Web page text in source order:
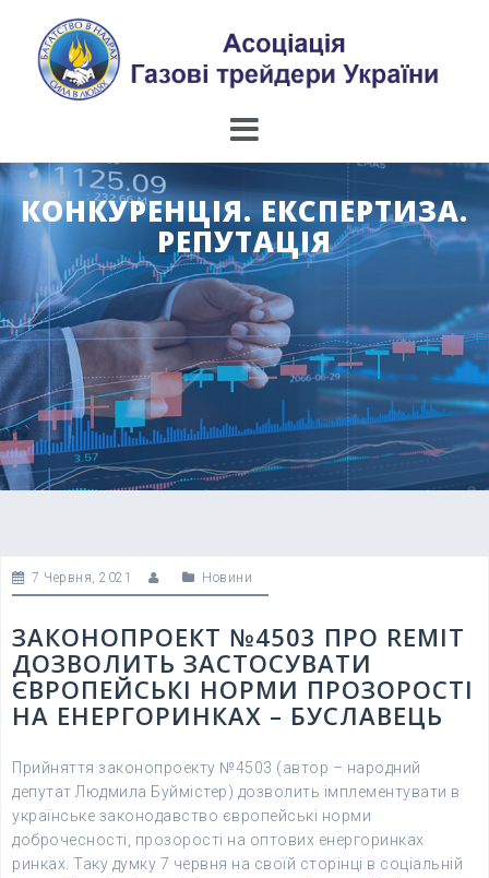
content
КОНКУРЕНЦІЯ. ЕКСПЕРТИЗА.
РЕПУТАЦІЯ
7 Червня, 2021 Новини
ЗАКОНОПРОЕКТ №4503 ПРО REMIT
ДОЗВОЛИТЬ ЗАСТОСУВАТИ
ЄВРОПЕЙСЬКІ НОРМИ ПРОЗОРОСТІ
НА ЕНЕРГОРИНКАХ – БУСЛАВЕЦЬ
Прийняття законопроекту №4503 (автор – народний
депутат Людмила Буймістер) дозволить імплементувати в
українське законодавство європейські норми
доброчесності, прозорості на оптових енергоринках
ринках. Таку думку 7 червня на своїй сторінці в соціальній